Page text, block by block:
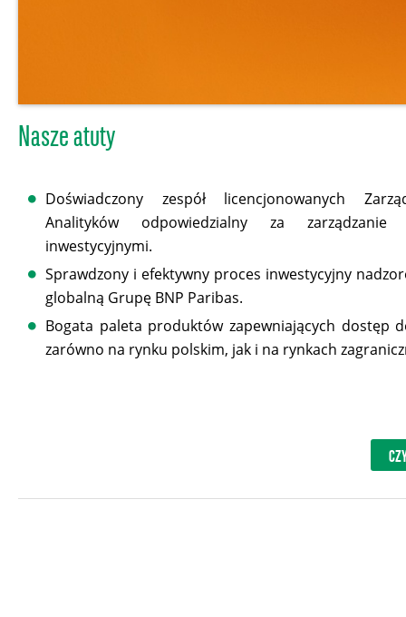
Nasze atuty
Doświadczony zespół licencjonowanych
Analityków odpowiedzialny za zarządzanie
inwestycyjnymi.
Sprawdzony i efektywny proces inwestycyjny
globalną Grupę BNP Paribas.
Bogata paleta produktów zapewniających dostęp
zarówno na rynku polskim, jak i na rynkach